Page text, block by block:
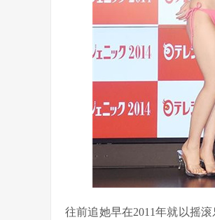
往前追她早在2011年就以摇